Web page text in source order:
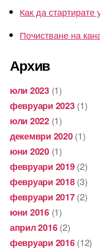
Как да
Почистване на
Архив
юли 2023(1)
февруари 2023(1)
юли 2022(1)
декември 2020(1)
юни 2020(1)
февруари 2019(2)
февруари 2018(3)
февруари 2017(2)
юни 2016(1)
април 2016(2)
февруари 2016(12)